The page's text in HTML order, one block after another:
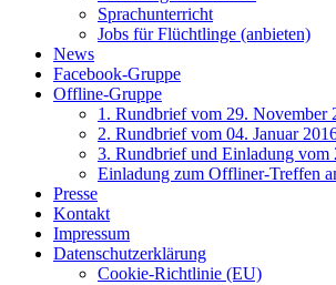
Sprachunterricht
Jobs für Flüchtlinge (anbieten)
News
Facebook-Gruppe
Offline-Gruppe
1. Rundbrief vom 29. November
2. Rundbrief vom 04. Januar
3. Rundbrief und Einladung vom
Einladung zum Offliner-Treffen
Presse
Kontakt
Impressum
Datenschutzerklärung
Cookie-Richtlinie (EU)